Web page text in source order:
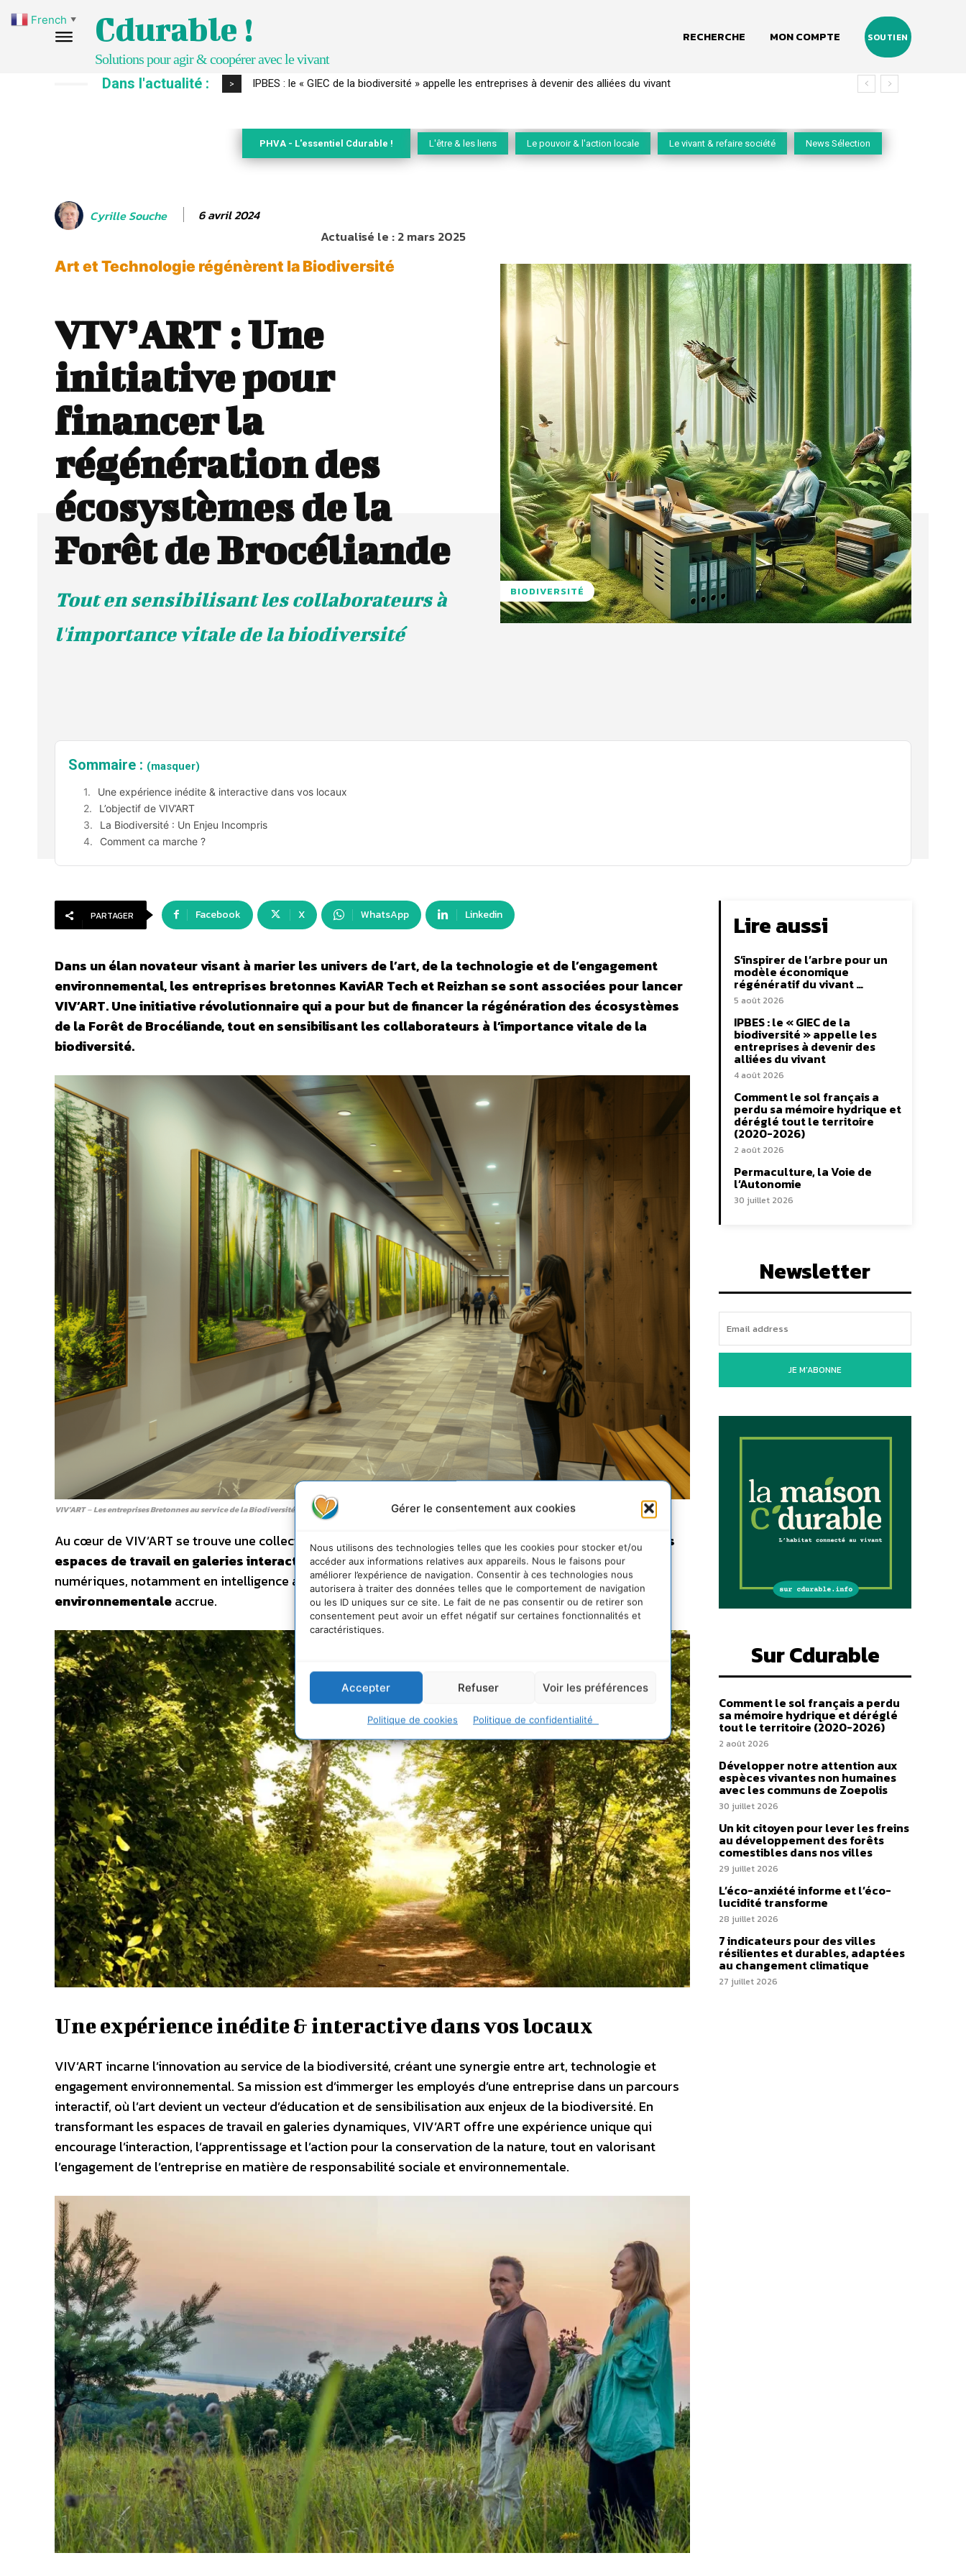
Gérer le consentement aux cookies
Nous utilisons des technologies telles que les cookies pour stocker et/ou
accéder aux informations relatives aux appareils. Nous le faisons pour
améliorer l’expérience de navigation. Consentir à ces technologies nous
autorisera à traiter des données telles que le comportement de navigation
ou les ID uniques sur ce site. Le fait de ne pas consentir ou de retirer son
consentement peut avoir un effet négatif sur certaines fonctionnalités et
caractéristiques.
Accepter Refuser Voir les préférences
Politique de cookies Politique de confidentialité
Cdurable !
Solutions pour agir & coopérer avec le vivant
RECHERCHE MON COMPTE SOUTIEN
Dans l'actualité : > Comment le sol français a perdu sa mémoire hydrique et déréglé tout le territoire (2020-2026)
PHVA - L'essentiel Cdurable ! L'être & les liens Le pouvoir & l'action locale Le vivant & refaire société News Sélection
Cyrille Souche 6 avril 2024
Actualisé le :2 mars 2025
Art et Technologie régénèrent la Biodiversité
VIV’ART : Une
initiative pour
financer la
régénération des
écosystèmes de la
Forêt de Brocéliande
Tout en sensibilisant les collaborateurs à
l'importance vitale de la biodiversité
BIODIVERSITÉ
Sommaire : (masquer)
Une expérience inédite & interactive dans vos locaux
L’objectif de VIV’ART
La Biodiversité : Un Enjeu Incompris
Comment ca marche ?
PARTAGER Facebook X WhatsApp Linkedin
Dans un élan novateur visant à marier les univers de l’art, de la technologie et de l’engagement
environnemental, les entreprises bretonnes KaviAR Tech et Reizhan se sont associées pour lancer
VIV’ART. Une initiative révolutionnaire qui a pour but de financer la régénération des écosystèmes
de la Forêt de Brocéliande, tout en sensibilisant les collaborateurs à l’importance vitale de la
biodiversité.
VIV’ART–Les entreprises Bretonnes au service de la Biodiversité de la Forêt de Brocéliande
Au cœur de VIV’ART se trouve une collection d’œuvres d’art spécialement conçues pourtransformer les
espaces de travail en galeries interactives. Ces œuvres, alliant le talent humain local et les prouesses
numériques, notamment en intelligence artificielle, sont des portailsvers une prise de conscience
environnementaleaccrue.
Une expérience inédite & interactive dans vos locaux
VIV’ART incarne l’innovation au service de la biodiversité, créant une synergie entre art, technologie et
engagement environnemental. Sa mission est d’immerger les employés d’une entreprise dans un parcours
interactif, où l’art devient un vecteur d’éducation et de sensibilisation aux enjeux de la biodiversité. En
transformant les espaces de travail en galeries dynamiques, VIV’ART offre une expérience unique qui
encourage l’interaction, l’apprentissage et l’action pour la conservation de la nature, tout en valorisant
l’engagement de l’entreprise en matière de responsabilité sociale et environnementale.
Lire aussi
S’inspirer de l’arbre pour un
modèle économique
régénératif du vivant …
5 août 2026
IPBES : le « GIEC de la
biodiversité » appelle les
entreprises à devenir des
alliées du vivant
4 août 2026
Comment le sol français a
perdu sa mémoire hydrique et
déréglé tout le territoire
(2020-2026)
2 août 2026
Permaculture, la Voie de
l’Autonomie
30 juillet 2026
Newsletter
JE M'ABONNE
Sur Cdurable
Comment le sol français a perdu
sa mémoire hydrique et déréglé
tout le territoire (2020-2026)
2 août 2026
Développer notre attention aux
espèces vivantes non humaines
avec les communs de Zoepolis
30 juillet 2026
Un kit citoyen pour lever les freins
au développement des forêts
comestibles dans nos villes
29 juillet 2026
L’éco-anxiété informe et l’éco-
lucidité transforme
28 juillet 2026
7 indicateurs pour des villes
résilientes et durables, adaptées
au changement climatique
27 juillet 2026
French ▼